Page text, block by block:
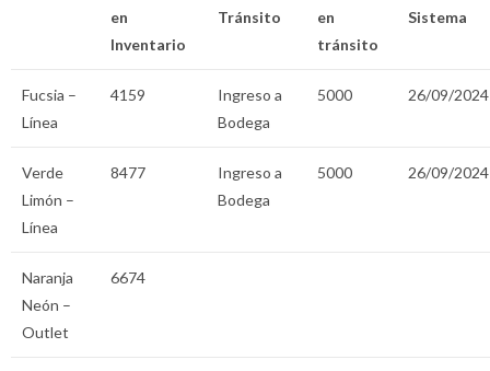
en
Inventario
Tránsito
en
tránsito
Sistema
Fucsia –
Línea
4159
Ingreso a
Bodega
5000 26/09/2024
Verde
Limón –
Línea
8477
Ingreso a
Bodega
5000 26/09/2024
Naranja
Neón –
Outlet
6674